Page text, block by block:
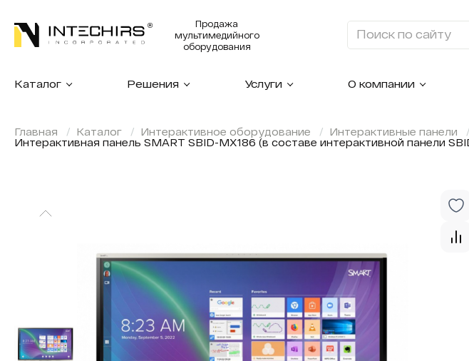
Продажа
мультимедийного
оборудования
Каталог Решения Услуги О компании
Главная Каталог Интерактивное оборудование
Интерактивные панели
Интерактивная панель SMART SBID-MX186 (в составе интерактивной панели